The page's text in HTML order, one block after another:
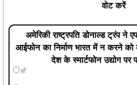
वोट करें
अमेरिकी राष्ट्रपति डोनाल्ड ट्रंप
आईफोन का निर्माण भारत में न करने
देश के स्मार्टफोन उद्योग
हाँ